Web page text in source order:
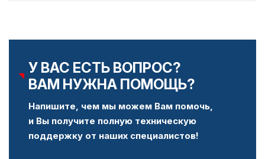
У ВАС ЕСТЬ ВОПРОС?
ВАМ НУЖНА ПОМОЩЬ?
Напишите, чем мы можем Вам помочь,
и Вы получите полную техническую
поддержку от наших специалистов!